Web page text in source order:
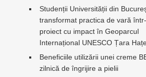
Studenții Universității din
transformat practica de vară
proiect cu impact în Geoparcul
Internațional UNESCO Țara
Beneficiile utilizării unei creme
zilnică de îngrijire a pielii